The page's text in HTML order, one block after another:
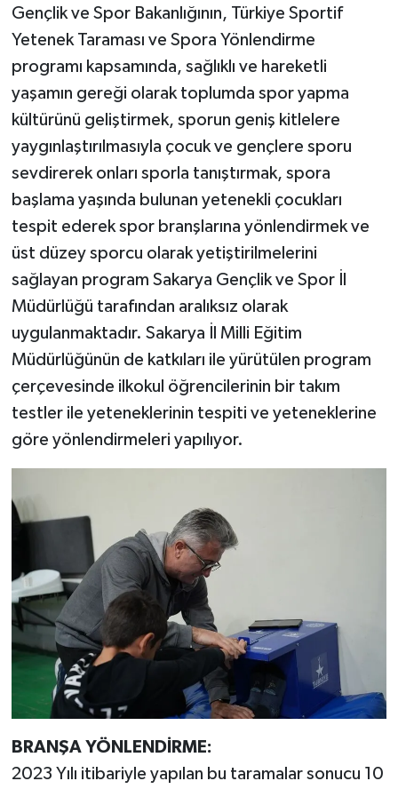
Gençlik ve Spor Bakanlığının, Türkiye Sportif
Yetenek Taraması ve Spora Yönlendirme
programı kapsamında, sağlıklı ve hareketli
yaşamın gereği olarak toplumda spor yapma
kültürünü geliştirmek, sporun geniş kitlelere
yaygınlaştırılmasıyla çocuk ve gençlere sporu
sevdirerek onları sporla tanıştırmak, spora
başlama yaşında bulunan yetenekli çocukları
tespit ederek spor branşlarına yönlendirmek ve
üst düzey sporcu olarak yetiştirilmelerini
sağlayan program Sakarya Gençlik ve Spor İl
Müdürlüğü tarafından aralıksız olarak
uygulanmaktadır. Sakarya İl Milli Eğitim
Müdürlüğünün de katkıları ile yürütülen program
çerçevesinde ilkokul öğrencilerinin bir takım
testler ile yeteneklerinin tespiti ve yeteneklerine
göre yönlendirmeleri yapılıyor.
BRANŞA YÖNLENDİRME:
2023 Yılı itibariyle yapılan bu taramalar sonucu 10